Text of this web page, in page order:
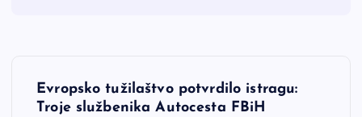
NEvropsko tužilaštvo potvrdilo istragu:
Troje službenika Autocesta FBiH